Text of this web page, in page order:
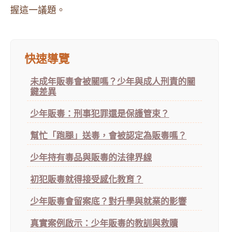
握這一議題。
快速導覽
未成年販毒會被關嗎？少年與成人刑責的關
鍵差異
少年販毒：刑事犯罪還是保護管束？
幫忙「跑腿」送毒，會被認定為販毒嗎？
少年持有毒品與販毒的法律界線
初犯販毒就得接受感化教育？
少年販毒會留案底？對升學與就業的影響
真實案例啟示：少年販毒的教訓與救贖